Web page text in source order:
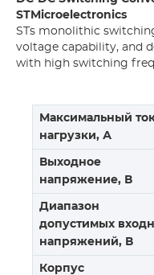
STMicroelectronics
STs monolithic
voltage capability, and
with high switching
Максимальный
нагрузки, А
Выходное
напряжение, В
Диапазон
допустимых
напряжений, В
Корпус